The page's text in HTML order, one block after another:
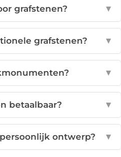
grafstenen? ▼
grafstenen? ▼
▼
betaalbaar? ▼
ontwerp? ▼